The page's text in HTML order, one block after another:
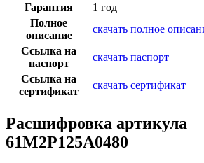
Гарантия
1 год
Полное
описание
скачать полное
Ссылка на
паспорт
скачать паспорт
Ссылка на
сертификат
скачать сертификат
Расшифровка артикула
61M2P125A0480